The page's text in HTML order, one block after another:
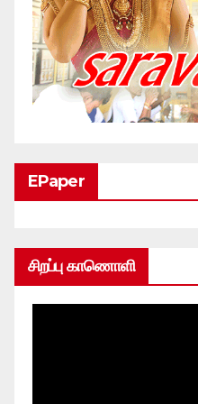
EPaper
சிறப்பு காணொளி